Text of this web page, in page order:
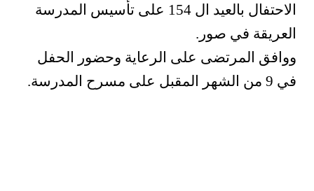
الاحتفال بالعيد ال 154 على تأسيس المدرسة
العريقة في صور.
ووافق المرتضى على الرعاية وحضور الحفل
في 9 من الشهر المقبل على مسرح المدرسة.